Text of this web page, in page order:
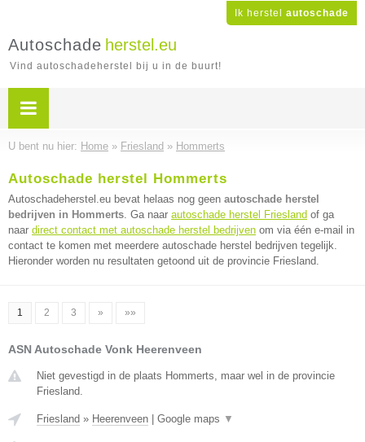
Ik herstel autoschade
Autoschade herstel.eu
Vind autoschadeherstel bij u in de buurt!
U bent nu hier: Home » Friesland » Hommerts
Autoschade herstel Hommerts
Autoschadeherstel.eu bevat helaas nog geen autoschade herstel
bedrijven in Hommerts. Ga naar autoschade herstel Friesland of ga
naar direct contact met autoschade herstel bedrijven om via één e-mail in
contact te komen met meerdere autoschade herstel bedrijven tegelijk.
Hieronder worden nu resultaten getoond uit de provincie Friesland.
1 2 3 » »»
ASN Autoschade Vonk Heerenveen
Niet gevestigd in de plaats Hommerts, maar wel in de provincie
Friesland.
Friesland » Heerenveen Google maps ▼